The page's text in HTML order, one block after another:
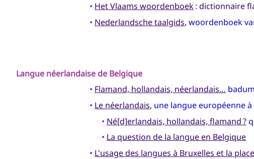
• Het Vlaams woordenboek: dictionnaire
• Nederlandsche taalgids, woordenboek
Langue néerlandaise de Belgique
• Flamand, hollandais, néerlandais…
• Le néerlandais, une langue européenne
• Né[d]erlandais, hollandais, flamand ?
• La question de la langue en Belgique
• L'usage des langues à Bruxelles et la